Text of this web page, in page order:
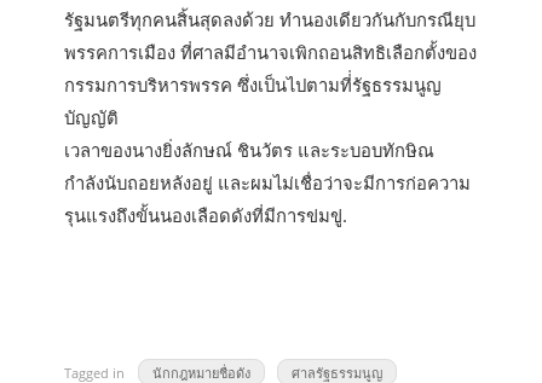
รัฐมนตรีทุกคนสิ้นสุดลงด้วย ทำนองเดียวกันกับกรณียุบ
พรรคการเมือง ที่ศาลมีอำนาจเพิกถอนสิทธิเลือกตั้งของ
กรรมการบริหารพรรค ซึ่งเป็นไปตามที่่รัฐธรรมนูญ
บัญญัติ
เวลาของนางยิ่งลักษณ์ ชินวัตร และระบอบทักษิณ
กำลังนับถอยหลังอยู่ และผมไม่เชื่อว่าจะมีการก่อความ
รุนแรงถึงขั้นนองเลือดดังที่มีการข่มขู่.
Tagged in นักกฎหมายชื่อดัง ศาลรัฐธรรมนูญ